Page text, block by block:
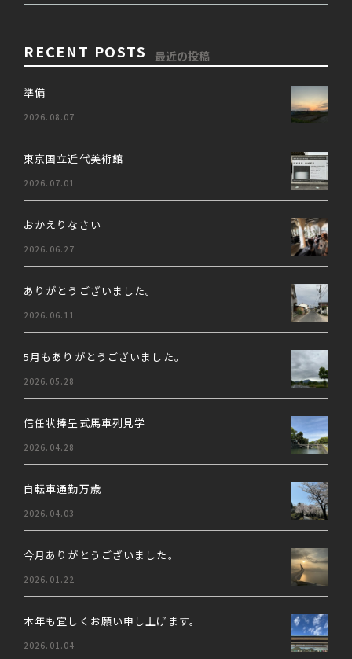
RECENT POSTS 最近の投稿
準備
2026.08.07
東京国立近代美術館
2026.07.01
おかえりなさい
2026.06.27
ありがとうございました。
2026.06.11
5月もありがとうございました。
2026.05.28
信任状捧呈式馬車列見学
2026.04.28
自転車通勤万歳
2026.04.03
今月ありがとうございました。
2026.01.22
本年も宜しくお願い申し上げます。
2026.01.04